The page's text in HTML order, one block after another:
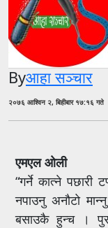
Byआहा सञ्चार
२०७६ आश्विन २, बिहीबार १७:१६ गते
एमएल ओली
“गर्ने कात्ने पछारी
नपाउनु अनौटो
बसाउकै हुन्च ।